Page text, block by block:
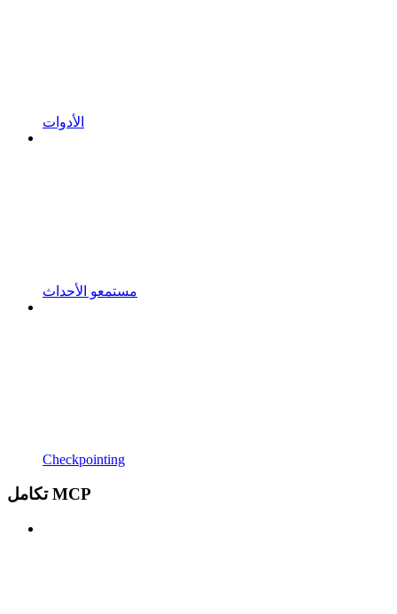
الأدوات
مستمعو الأحداث
Checkpointing
تكامل MCP